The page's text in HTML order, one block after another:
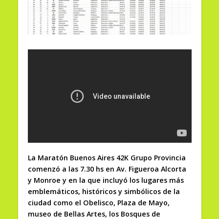
La Maratón Buenos Aires 42K Grupo Provincia
comenzó a las 7.30 hs en Av. Figueroa Alcorta
y Monroe y en la que incluyó los lugares más
emblemáticos, históricos y simbólicos de la
ciudad como el Obelisco, Plaza de Mayo,
museo de Bellas Artes, los Bosques de